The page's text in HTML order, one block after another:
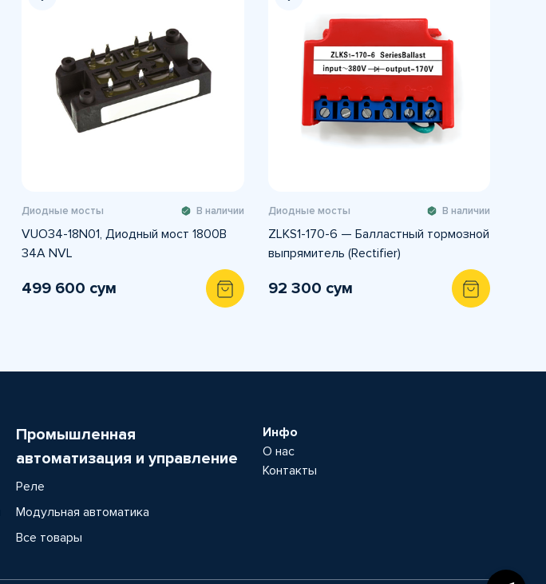
Диодные мосты В наличии
VUO34-18N01, Диодный мост 1800В
34А NVL
499 600 сум
Диодные мосты В наличии
ZLKS1-170-6 — Балластный тормозной
выпрямитель (Rectifier)
92 300 сум
Промышленная
автоматизация и управление
Реле
Модульная автоматика
Все товары
Инфо
О нас
Контакты